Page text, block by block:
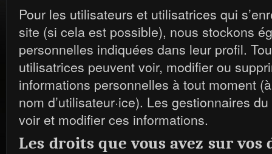
Pour les utilisateurs et utilisatrices qui
site (si cela est possible), nous stockons
personnelles indiquées dans leur profil.
utilisatrices peuvent voir, modifier ou
informations personnelles à tout moment
nom d’utilisateur·ice). Les gestionnaires
voir et modifier ces informations.
Les droits que vous avez sur vos